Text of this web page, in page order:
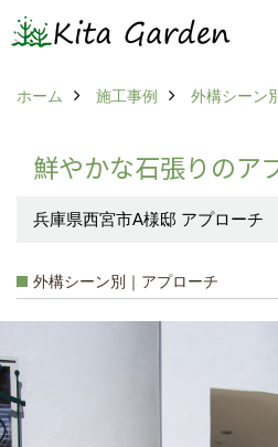
ホーム 施工事例 外構シーン
鮮やかな石張りのア
兵庫県西宮市A様邸 アプローチ
外構シーン別｜アプローチ